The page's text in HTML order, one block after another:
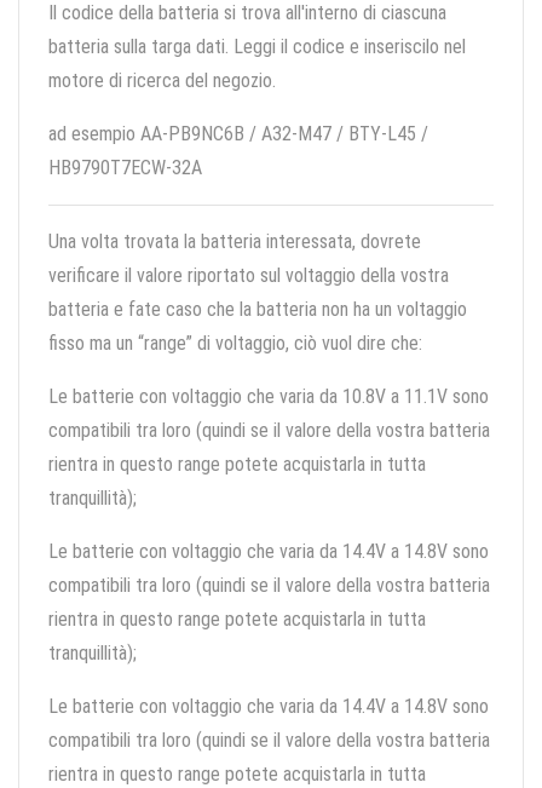
Il codice della batteria si trova all'interno di ciascuna
batteria sulla targa dati. Leggi il codice e inseriscilo nel
motore di ricerca del negozio.
ad esempio AA-PB9NC6B / A32-M47 / BTY-L45 /
HB9790T7ECW-32A
Una volta trovata la batteria interessata, dovrete
verificare il valore riportato sul voltaggio della vostra
batteria e fate caso che la batteria non ha un voltaggio
fisso ma un “range” di voltaggio, ciò vuol dire che:
Le batterie con voltaggio che varia da 10.8V a 11.1V sono
compatibili tra loro (quindi se il valore della vostra batteria
rientra in questo range potete acquistarla in tutta
tranquillità);
Le batterie con voltaggio che varia da 14.4V a 14.8V sono
compatibili tra loro (quindi se il valore della vostra batteria
rientra in questo range potete acquistarla in tutta
tranquillità);
Le batterie con voltaggio che varia da 14.4V a 14.8V sono
compatibili tra loro (quindi se il valore della vostra batteria
rientra in questo range potete acquistarla in tutta